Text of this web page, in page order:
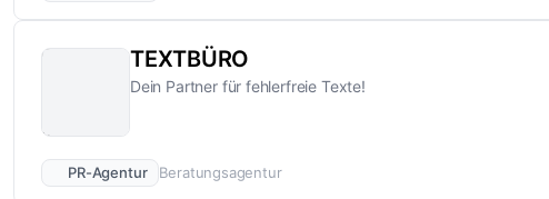
TEXTBÜRO
Dein Partner für fehlerfreie Texte!
PR-Agentur Beratungsagentur